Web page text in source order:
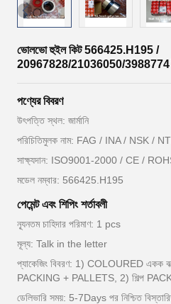
ভোলভো হুইল কিট 566425.H195 /
20967828/21036050/3988774
পণ্যের বিবরণ
উৎপত্তি স্থল: জার্মানি
পরিচিতিমুলক নাম: FAG / INA / NSK /
সাক্ষ্যদান: ISO9001-2000 / CE /
মডেল নম্বার: 566425.H195
পেমেন্ট এবং শিপিং শর্তাবলী
ন্যূনতম চাহিদার পরিমাণ: 1 pcs
মূল্য: Talk in the letter
প্যাকেজিং বিবরণ: 1) COLOURED একক
PACKING + PALLETS, 2) শিল্প
ডেলিভারি সময়: 5-7Days পর নিশ্চিত